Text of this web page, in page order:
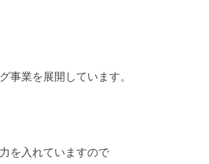
事業を展開しています。
を入れていますので